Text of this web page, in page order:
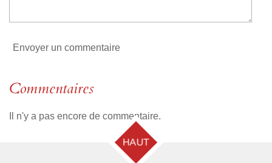
Envoyer un commentaire
Commentaires
Il n'y a pas encore de commentaire.
HAUT